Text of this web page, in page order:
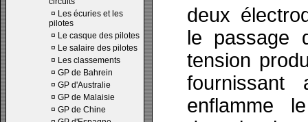
¤ Les écuries et les
pilotes
¤ Le casque des pilotes
¤ Le salaire des pilotes
¤ Les classements
¤ GP de Bahrein
¤ GP d'Australie
¤ GP de Malaisie
¤ GP de Chine
deux
le passage
tension
fournissant
enflamme